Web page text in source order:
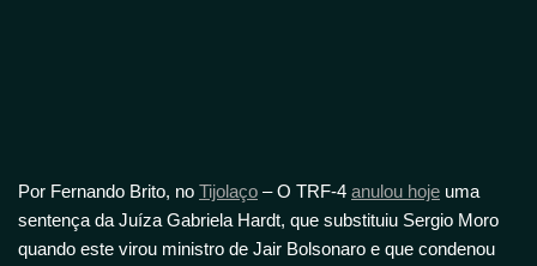
Por Fernando Brito, no Tijolaço – O TRF-4 anulou hoje uma
sentença da Juíza Gabriela Hardt, que substituiu Sergio Moro
quando este virou ministro de Jair Bolsonaro e que condenou